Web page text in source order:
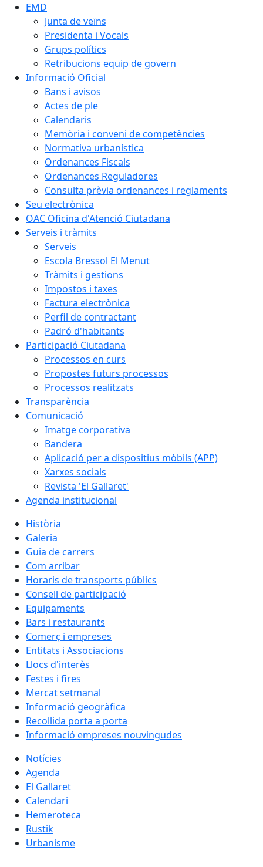
EMD
Junta de veïns
Presidenta i Vocals
Grups polítics
Retribucions equip de govern
Informació Oficial
Bans i avisos
Actes de ple
Calendaris
Memòria i conveni de competències
Normativa urbanística
Ordenances Fiscals
Ordenances Reguladores
Consulta prèvia ordenances i reglaments
Seu electrònica
OAC Oficina d'Atenció Ciutadana
Serveis i tràmits
Serveis
Escola Bressol El Menut
Tràmits i gestions
Impostos i taxes
Factura electrònica
Perfil de contractant
Padró d'habitants
Participació Ciutadana
Processos en curs
Propostes futurs processos
Processos realitzats
Transparència
Comunicació
Imatge corporativa
Bandera
Aplicació per a dispositius mòbils (APP)
Xarxes socials
Revista 'El Gallaret'
Agenda institucional
Història
Galeria
Guia de carrers
Com arribar
Horaris de transports públics
Consell de participació
Equipaments
Bars i restaurants
Comerç i empreses
Entitats i Associacions
Llocs d'interès
Festes i fires
Mercat setmanal
Informació geogràfica
Recollida porta a porta
Informació empreses nouvingudes
Notícies
Agenda
El Gallaret
Calendari
Hemeroteca
Rustik
Urbanisme